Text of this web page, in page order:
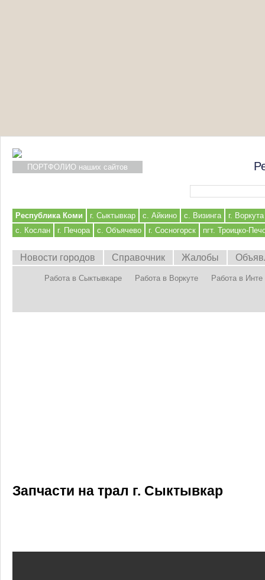
ПОРТФОЛИО наших сайтов
Республика Коми г. Сыктывкар с. Айкино с. Визинга
г. Воркута
с. Кослан
г. Печора с. Объячево г. Сосногорск пгт. Троицко-
Новости городов Справочник Жалобы
Работа в Сыктывкаре Работа в Воркуте Работа в Инте
Запчасти на трал г. Сыктывкар